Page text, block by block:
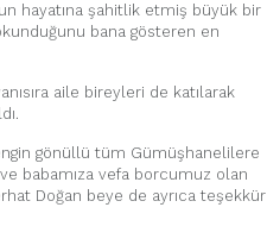
hayatına şahitlik etmiş büyük bir
bana gösteren en
aile bireyleri de katılarak
gönüllü tüm Gümüşhanelilere
babamıza vefa borcumuz olan
Doğan beye de ayrıca teşekkür